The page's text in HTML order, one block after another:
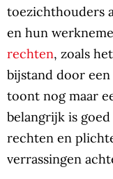
toezichthouders
en hun
rechten, zoals
bijstand door een
toont nog maar
belangrijk is
rechten en
verrassingen